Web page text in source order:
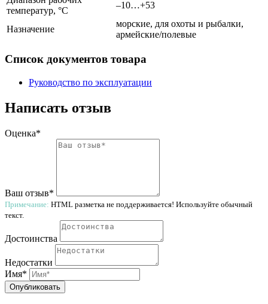
температур, °С
–10…+53
Назначение
морские, для охоты и рыбалки,
армейские/полевые
Список документов товара
Руководство по эксплуатации
Написать отзыв
Оценка*
Ваш отзыв*
Примечание: HTML разметка не поддерживается! Используйте обычный
текст.
Достоинства
Недостатки
Имя*
Опубликовать